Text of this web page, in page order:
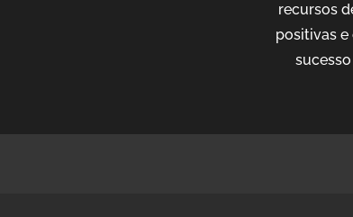
recursos
positivas e